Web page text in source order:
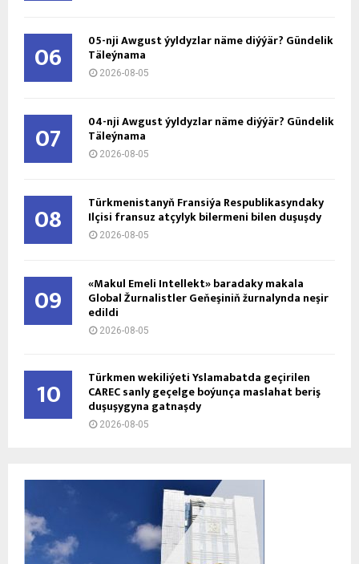
06 05-nji Awgust ýyldyzlar näme diýýär? Gündelik
Täleýnama
2026-08-05
07 04-nji Awgust ýyldyzlar näme diýýär? Gündelik
Täleýnama
2026-08-05
08 Türkmenistanyň Fransiýa Respublikasyndaky
Ilçisi fransuz atçylyk bilermeni bilen duşuşdy
2026-08-05
09 «Makul Emeli Intellekt» baradaky makala
Global Žurnalistler Geňeşiniň žurnalynda neşir
edildi
2026-08-05
10 Türkmen wekiliýeti Yslamabatda geçirilen
CAREC sanly geçelge boýunça maslahat beriş
duşuşygyna gatnaşdy
2026-08-05